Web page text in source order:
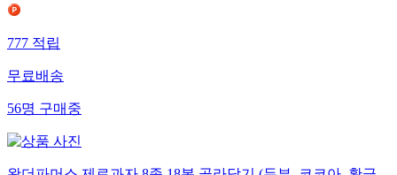
777 적립
무료배송
56명 구매중